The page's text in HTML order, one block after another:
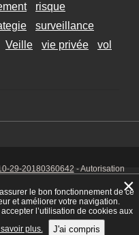
risque
surveillance
Veille vie privée
vol
29-20180360642 - Autorisation
Légales-CookiesTél. : 06 14
le bon fonctionnement de ce
et améliorer votre navigation.
l’utilisation de cookies aux
plus. J'ai compris
×